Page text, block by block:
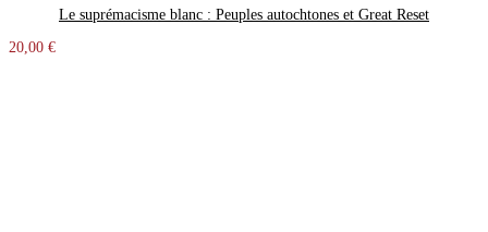
Le suprémacisme blanc : Peuples autochtones et Great Reset
20,00 €